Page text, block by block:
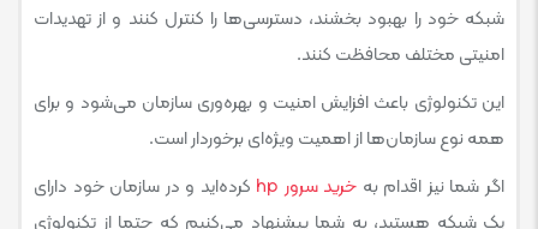
شبکه خود را بهبود بخشند، دسترسی‌ها را کنترل کنند و از تهدیدات
امنیتی مختلف محافظت کنند.
این تکنولوژی باعث افزایش امنیت و بهره‌وری سازمان می‌شود و برای
همه نوع سازمان‌ها از اهمیت ویژه‌ای برخوردار است.
اگر شما نیز اقدام به خرید سرور hp
کرده‌اید و در سازمان خود دارای